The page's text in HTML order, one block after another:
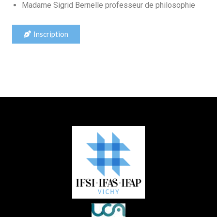
Madame Sigrid Bernelle professeur de philosophie
Inscription